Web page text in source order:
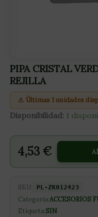
PIPA CRISTAL
REJILLA
⚠ Últimas 1 unidades
Disponibilidad: 1
4,53 €
SKU: PL-ZK012423
Categoría:ACCESORIOS
Etiqueta:SIN